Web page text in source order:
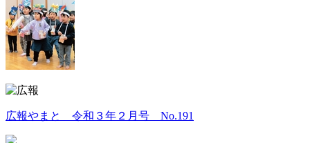
広報やまと 令和３年２月号 No.191